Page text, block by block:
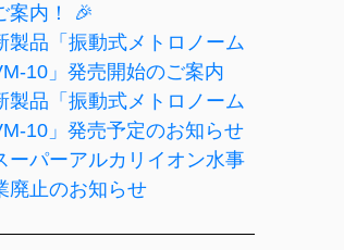
案内！ 🎉
製品「振動式メトロノーム
10」発売開始のご案内
製品「振動式メトロノーム
10」発売予定のお知らせ
ーパーアルカリイオン水事
廃止のお知らせ